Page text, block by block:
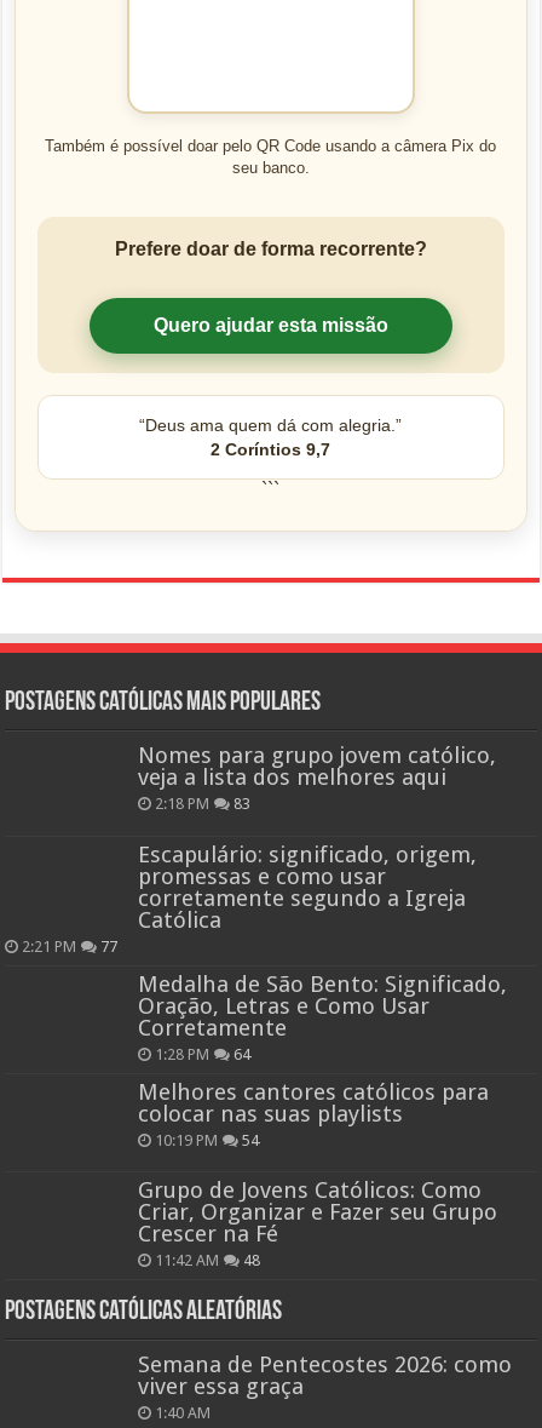
Também é possível doar pelo QR Code usando a câmera Pix do
seu banco.
Prefere doar de forma recorrente?
Quero ajudar esta missão
“Deus ama quem dá com alegria.”
2 Coríntios 9,7
```
Postagens católicas mais Populares
Nomes para grupo jovem católico,
veja a lista dos melhores aqui
2:18 PM 83
Escapulário: significado, origem,
promessas e como usar
corretamente segundo a Igreja
Católica
2:21 PM 77
Medalha de São Bento: Significado,
Oração, Letras e Como Usar
Corretamente
1:28 PM 64
Melhores cantores católicos para
colocar nas suas playlists
10:19 PM 54
Grupo de Jovens Católicos: Como
Criar, Organizar e Fazer seu Grupo
Crescer na Fé
11:42 AM 48
Postagens católicas aleatórias
Semana de Pentecostes 2026: como
viver essa graça
1:40 AM